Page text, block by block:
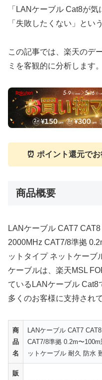
「LANケーブル Cat8が
「失敗したくない」とい
この記事では、楽天のデ
ミを客観的に分析します。
⏰ ポイント還元でお
商品概要
LANケーブル CAT7
2000MHz CAT7/8準拠
ットタイプ ネットケーブ
ケーブルは、楽天MSL
ているLANケーブル Cat8
多くのお客様に支持され
商
品
名
LANケーブル CAT7
CAT7/8準拠 0.2m〜
ットケーブル 耐久 防水
販